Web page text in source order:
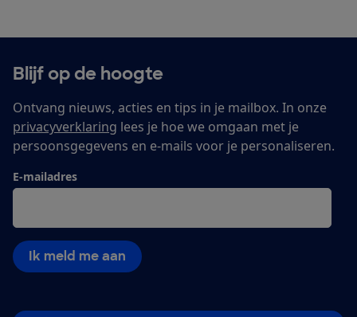
Blijf op de hoogte
Ontvang nieuws, acties en tips in je mailbox. In onze
privacyverklaring lees je hoe we omgaan met je
persoonsgegevens en e-mails voor je personaliseren.
E-mailadres
Ik meld me aan